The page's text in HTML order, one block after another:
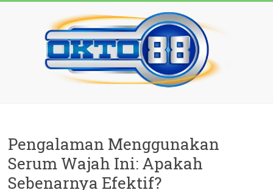
–
Loves
Pengalaman Menggunakan
Serum Wajah Ini: Apakah
Sebenarnya Efektif?